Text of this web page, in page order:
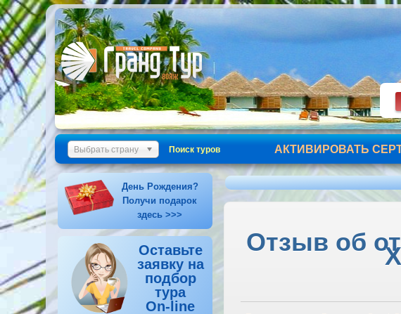
Выбрать страну Поиск туров АКТИВИРОВАТЬ
День Рождения?
Получи подарок
здесь >>>
Оставьте
заявку на
подбор
тура
On-line
Отзыв об